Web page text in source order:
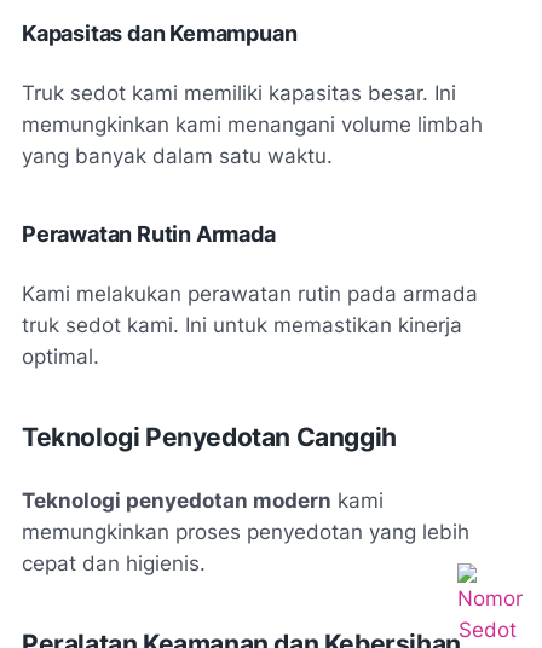
Kapasitas dan Kemampuan
Truk sedot kami memiliki kapasitas besar. Ini
memungkinkan kami menangani volume limbah
yang banyak dalam satu waktu.
Perawatan Rutin Armada
Kami melakukan perawatan rutin pada armada
truk sedot kami. Ini untuk memastikan kinerja
optimal.
Teknologi Penyedotan Canggih
Teknologi penyedotan modern kami
memungkinkan proses penyedotan yang lebih
cepat dan higienis.